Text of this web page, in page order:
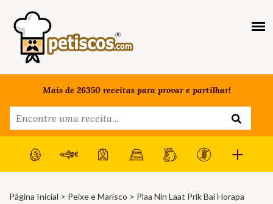
Mais de 26350 receitas para provar e partilhar!
Página Inicial > Peixe e Marisco > Plaa Nin Laat Prik Bai Horapa